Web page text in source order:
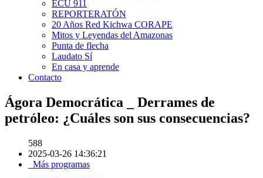
ECU 911
REPORTERATÓN
20 Años Red Kichwa CORAPE
Mitos y Leyendas del Amazonas
Punta de flecha
Laudato Sí
En casa y aprende
Contacto
Ágora Democrática _ Derrames de
petróleo: ¿Cuáles son sus consecuencias?
588
2025-03-26 14:36:21
Más programas